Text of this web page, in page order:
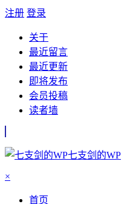
注册 登录
关于
最近留言
最近更新
即将发布
会员投稿
读者墙
七支剑的WP
×
首页